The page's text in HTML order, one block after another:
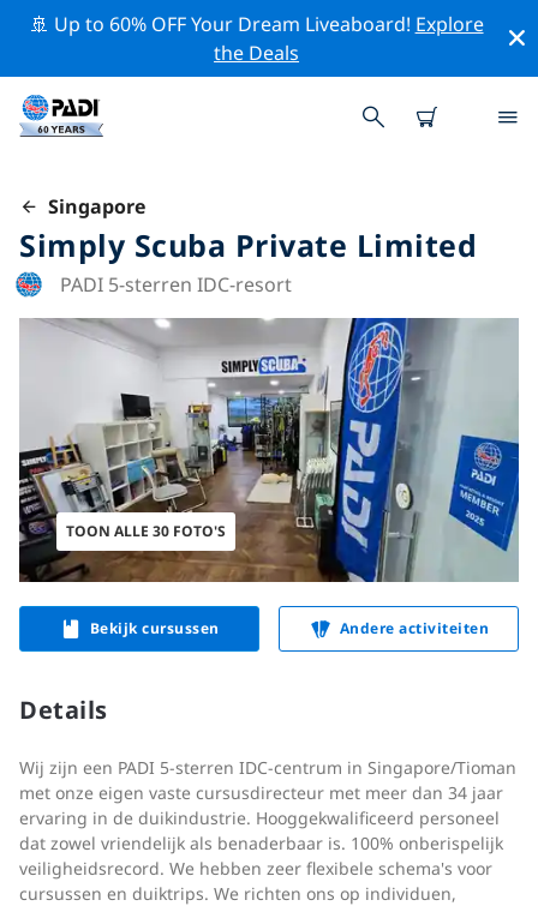
🚢 Up to 60% OFF Your Dream Liveaboard! Explore
the Deals
Singapore
Simply Scuba Private Limited
PADI 5-sterren IDC-resort
TOON ALLE 30 FOTO'S
Bekijk cursussen Andere activiteiten
Details
Wij zijn een PADI 5-sterren IDC-centrum in Singapore/Tioman
met onze eigen vaste cursusdirecteur met meer dan 34 jaar
ervaring in de duikindustrie. Hooggekwalificeerd personeel
dat zowel vriendelijk als benaderbaar is. 100% onberispelijk
veiligheidsrecord. We hebben zeer flexibele schema's voor
cursussen en duiktrips. We richten ons op individuen,